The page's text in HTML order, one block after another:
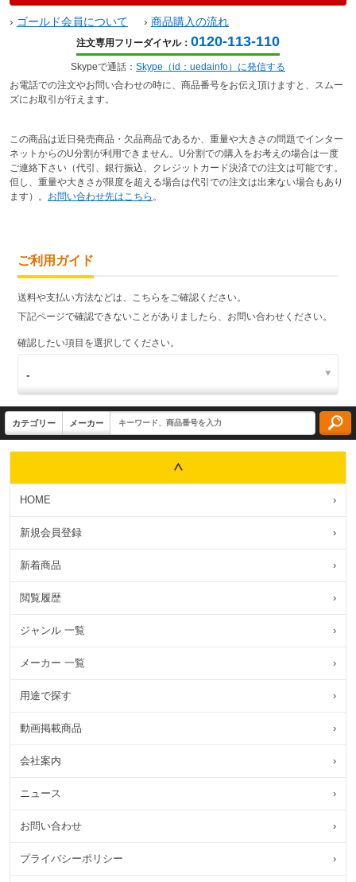
› ゴールド会員について › 商品購入の流れ
注文専用フリーダイヤル： 0120-113-110
Skypeで通話： Skype（id：uedainfo）に発信する
お電話での注文やお問い合わせの時に、商品番号をお伝え頂けますと、スムー
ズにお取引が行えます。
この商品は近日発売商品・欠品商品であるか、重量や大きさの問題でインター
ネットからのU分割が利用できません。U分割での購入をお考えの場合は一度
ご連絡下さい（代引、銀行振込、クレジットカード決済での注文は可能です。
但し、重量や大きさが限度を超える場合は代引での注文は出来ない場合もあり
ます）。 お問い合わせ先はこちら 。
ご利用ガイド
送料や支払い方法などは、こちらをご確認ください。
下記ページで確認できないことがありましたら、お問い合わせください。
確認したい項目を選択してください。
HOME ›
新規会員登録 ›
新着商品 ›
閲覧履歴 ›
ジャンル 一覧 ›
メーカー 一覧 ›
用途で探す ›
動画掲載商品 ›
会社案内 ›
ニュース ›
お問い合わせ ›
プライバシーポリシー ›